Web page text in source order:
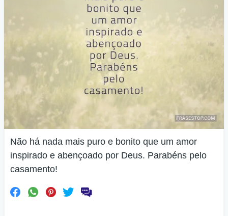
Não há nada mais puro e bonito que um amor
inspirado e abençoado por Deus. Parabéns pelo
casamento!